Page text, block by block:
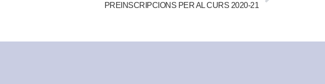
PREINSCRIPCIONS PER AL CURS 2020-21